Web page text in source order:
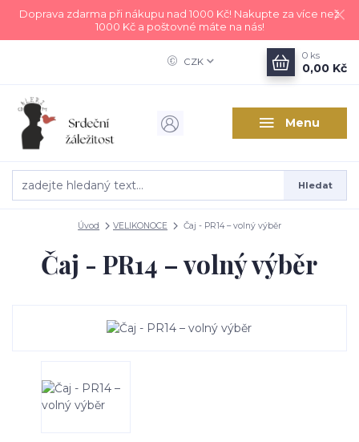
Doprava zdarma při nákupu nad 1000 Kč! Nakupte za více než
1000 Kč a poštovné máte na nás!
Menu
CZK
Hledat
0 ks
0,00 Kč
Úvod VELIKONOCE Čaj - PR14 – volný výběr
Čaj - PR14 – volný výběr